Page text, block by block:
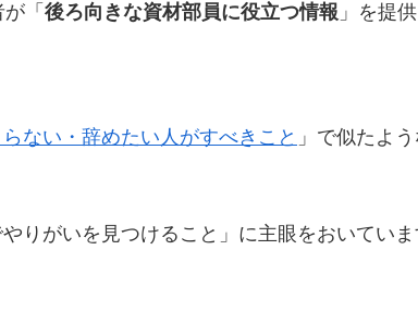
「 後ろ向きな資材部員に役立つ情報 」を提
ない・辞めたい人がすべきこと 」で似たよ
りがいを見つけること」に主眼をおいていま